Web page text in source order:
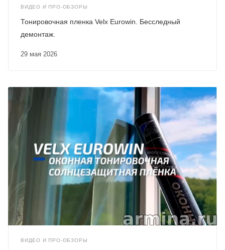
ВИДЕО И ПРО-ОБЗОРЫ
29 мая 2026
Тонировочная пленка Velx Eurowin. Бесследный
демонтаж.
ВИДЕО И ПРО-ОБЗОРЫ